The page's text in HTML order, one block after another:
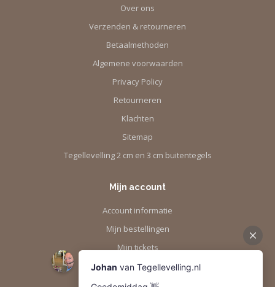
Over ons
Verzenden & retourneren
Betaalmethoden
Algemene voorwaarden
Privacy Policy
Retourneren
Klachten
Sitemap
Tegellevelling 2 cm en 3 cm buitentegels
Mijn account
Account informatie
Mijn bestellingen
Mijn tickets
Mijn verlanglijst
Vergelijk